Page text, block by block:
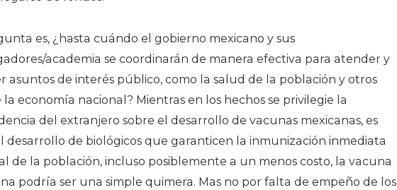
es, ¿hasta cuándo el gobierno mexicano y sus
academia se coordinarán de manera efectiva para atender y
asuntos de interés público, como la salud de la población y otros
la economía nacional? Mientras en los hechos se privilegie la
del extranjero sobre el desarrollo de vacunas mexicanas, es
desarrollo de biológicos que garanticen la inmunización inmediata
de la población, incluso posiblemente a un menos costo, la vacuna
podría ser una simple quimera. Mas no por falta de empeño de los